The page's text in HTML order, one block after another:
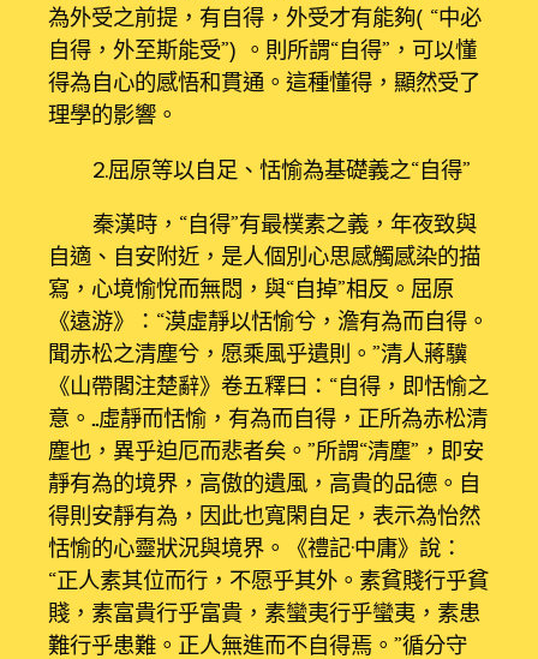
為外受之前提，有自得，外受才有能夠（“中必
自得，外至斯能受”）。則所謂“自得”，可以懂
得為自心的感悟和貫通。這種懂得，顯然受了
理學的影響。
2.屈原等以自足、恬愉為基礎義之“自得”
秦漢時，“自得”有最樸素之義，年夜致與
自適、自安附近，是人個別心思感觸感染的描
寫，心境愉悅而無悶，與“自掉”相反。屈原
《遠游》：“漠虛靜以恬愉兮，澹有為而自得。
聞赤松之清塵兮，愿乘風乎遺則。”清人蔣驥
《山帶閣注楚辭》卷五釋曰：“自得，即恬愉之
意。……虛靜而恬愉，有為而自得，正所為赤松清
塵也，異乎迫厄而悲者矣。”所謂“清塵”，即安
靜有為的境界，高傲的遺風，高貴的品德。自
得則安靜有為，因此也寬閑自足，表示為怡然
恬愉的心靈狀況與境界。《禮記·中庸》說：
“正人素其位而行，不愿乎其外。素貧賤行乎貧
賤，素富貴行乎富貴，素蠻夷行乎蠻夷，素患
難行乎患難。正人無進而不自得焉。”循分守